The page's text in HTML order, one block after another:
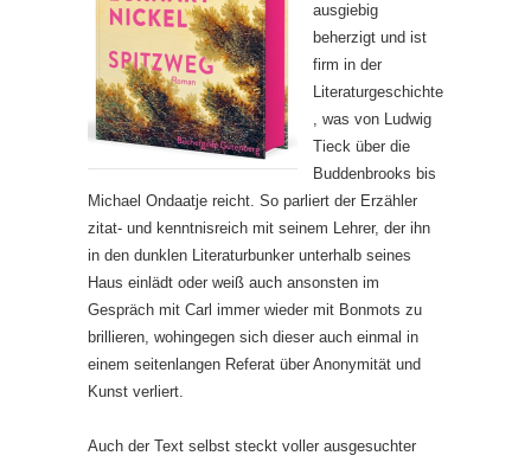
ausgiebig
beherzigt und ist
firm in der
Literaturgeschichte
, was von Ludwig
Tieck über die
Buddenbrooks bis
Michael Ondaatje reicht. So parliert der Erzähler
zitat- und kenntnisreich mit seinem Lehrer, der ihn
in den dunklen Literaturbunker unterhalb seines
Haus einlädt oder weiß auch ansonsten im
Gespräch mit Carl immer wieder mit Bonmots zu
brillieren, wohingegen sich dieser auch einmal in
einem seitenlangen Referat über Anonymität und
Kunst verliert.
Auch der Text selbst steckt voller ausgesuchter